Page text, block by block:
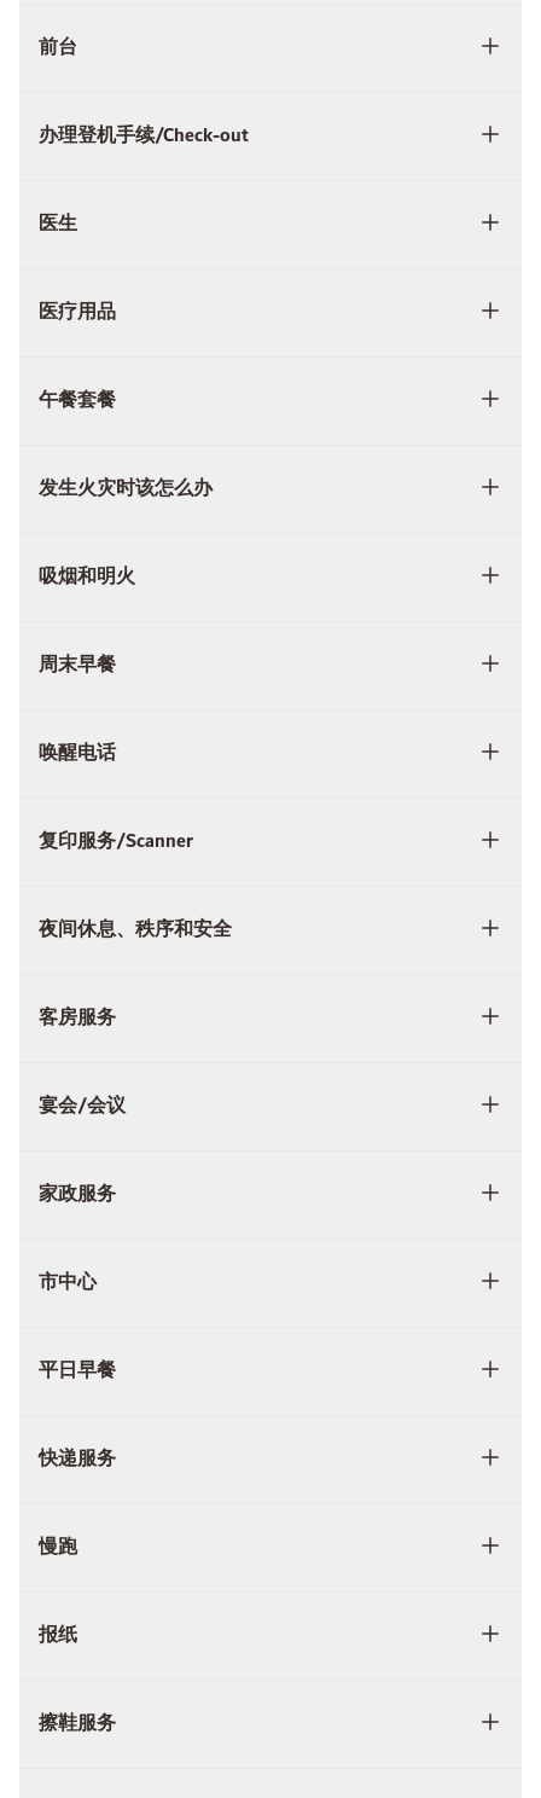
前台
办理登机手续/Check-out
医生
医疗用品
午餐套餐
发生火灾时该怎么办
吸烟和明火
周末早餐
唤醒电话
复印服务/Scanner
夜间休息、秩序和安全
客房服务
宴会/会议
家政服务
市中心
平日早餐
快递服务
慢跑
报纸
擦鞋服务